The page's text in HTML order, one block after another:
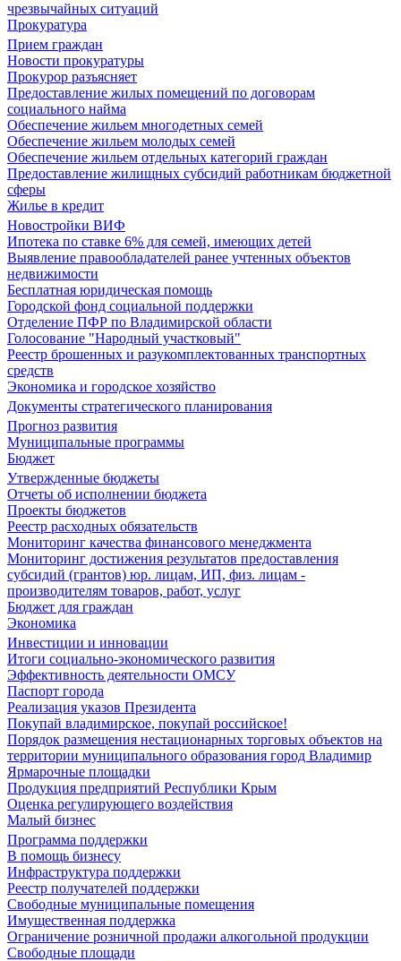
чрезвычайных ситуаций
Прокуратура
Прием граждан
Новости прокуратуры
Прокурор разъясняет
Предоставление жилых помещений по договорам
социального найма
Обеспечение жильем многодетных семей
Обеспечение жильем молодых семей
Обеспечение жильем отдельных категорий граждан
Предоставление жилищных субсидий работникам бюджетной
сферы
Жилье в кредит
Новостройки ВИФ
Ипотека по ставке 6% для семей, имеющих детей
Выявление правообладателей ранее учтенных объектов
недвижимости
Бесплатная юридическая помощь
Городской фонд социальной поддержки
Отделение ПФР по Владимирской области
Голосование "Народный участковый"
Реестр брошенных и разукомплектованных транспортных
средств
Экономика и городское хозяйство
Документы стратегического планирования
Прогноз развития
Муниципальные программы
Бюджет
Утвержденные бюджеты
Отчеты об исполнении бюджета
Проекты бюджетов
Реестр расходных обязательств
Мониторинг качества финансового менеджмента
Мониторинг достижения результатов предоставления
субсидий (грантов) юр. лицам, ИП, физ. лицам -
производителям товаров, работ, услуг
Бюджет для граждан
Экономика
Инвестиции и инновации
Итоги социально-экономического развития
Эффективность деятельности ОМСУ
Паспорт города
Реализация указов Президента
Покупай владимирское, покупай российское!
Порядок размещения нестационарных торговых объектов на
территории муниципального образования город Владимир
Ярмарочные площадки
Продукция предприятий Республики Крым
Оценка регулирующего воздействия
Малый бизнес
Программа поддержки
В помощь бизнесу
Инфраструктура поддержки
Реестр получателей поддержки
Свободные муниципальные помещения
Имущественная поддержка
Ограничение розничной продажи алкогольной продукции
Свободные площади